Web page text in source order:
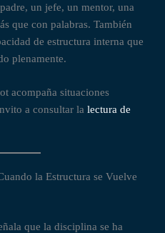
un jefe, un mentor, una
que con palabras. También
de estructura interna que
plenamente.
acompaña situaciones
a consultar lalectura de
la Estructura se Vuelve
que la disciplina se ha